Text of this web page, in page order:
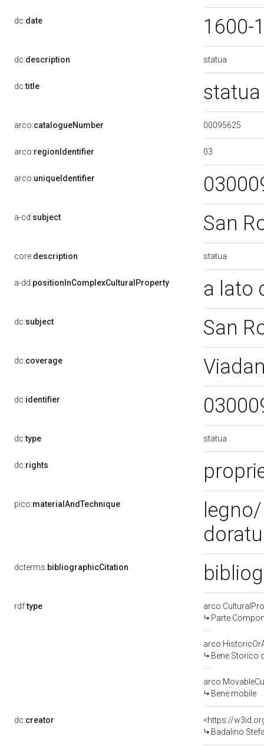
dc:date 1600-
dc:description statua
dc:title
arco:catalogueNumber 00095625
arco:regionIdentifier 03
arco:uniqueIdentifier
a-cd:subject San
core:description statua
a-dd:positionInComplexCulturalProperty a lato
dc:subject San
dc:coverage
dc:identifier
dc:type statua
dc:rights
pico:materialAndTechnique
dcterms:bibliographicCitation
rdf:type
Parte
Bene Storico
Bene mobile
dc:creator
<https://
Badalino